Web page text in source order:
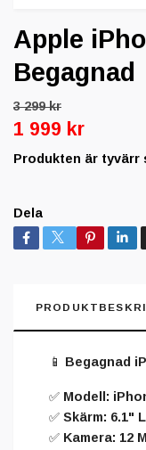
Apple
Begagnad
3 299 kr
1 999 kr
Produkten är tyvärr
Dela
📱 Begagnad
✅ Modell:
✅ Skärm: 6.1"
✅ Kamera: 12